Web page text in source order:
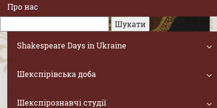
Про нас
Shakespeare Days in Ukraine
Шекспірівська доба
Шекспірознавчі студії